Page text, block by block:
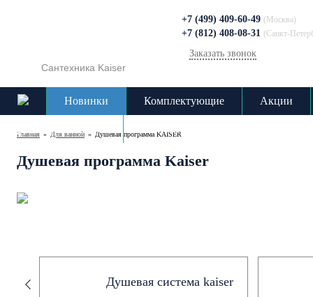
Сантехника Kaiser
+7 (499) 409-60-49 (Москва)
+7 (812) 408-08-31 (Санкт-
Заказать звонок
Новинки Комплектующие Акции
Доставка и оплата
Главная » Для ванной » Душевая программа KAISER
Душевая программа Kaiser
Душевая система kaiser